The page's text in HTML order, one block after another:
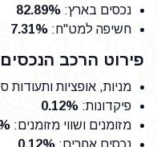
נכסים בארץ:
82.89%
חשיפה למט"ח:
7.31%
פירוט הרכב
מניות, אופציות ותעודות
פיקדונות:
0.12%
מזומנים ושווי מזומנים:
נכסים אחרים:
0.12%